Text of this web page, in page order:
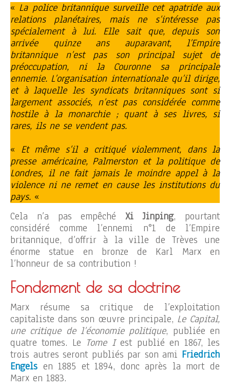
« La police britannique surveille cet apatride aux
relations planétaires, mais ne s’intéresse pas
spécialement à lui. Elle sait que, depuis son
arrivée quinze ans auparavant, l’Empire
britannique n’est pas son principal sujet de
préoccupation, ni la Couronne sa principale
ennemie. L’organisation internationale qu’il dirige,
et à laquelle les syndicats britanniques sont si
largement associés, n’est pas considérée comme
hostile à la monarchie ; quant à ses livres, si
rares, ils ne se vendent pas.
« Et même s’il a critiqué violemment, dans la
presse américaine, Palmerston et la politique de
Londres, il ne fait jamais le moindre appel à la
violence ni ne remet en cause les institutions du
pays. «
Cela n’a pas empêchéXi Jinping, pourtant
considéré comme l’ennemi n°1 de l’Empire
britannique, d’offrir à la ville de Trèves une
énorme statue en bronze de Karl Marx en
l’honneur de sa contribution !
Fondement de sa doctrine
Marx résume sa critique de l’exploitation
capitaliste dans son œuvre principale, Le Capital,
une critique de l’économie politique, publiée en
quatre tomes. Le Tome Iest publié en 1867, les
trois autres seront publiés par son ami Friedrich
Engels en 1885 et 1894, donc après la mort de
Marx en 1883.